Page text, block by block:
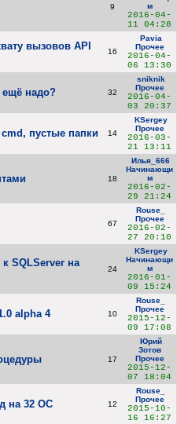
9
м
2016-04-
11 04:28
вызовов API
16
Pavia
Прочее
2016-04-
06 13:30
ещё надо? 32
sniknik
Прочее
2016-04-
03 20:37
пустые папки 14
KSergey
Прочее
2016-03-
21 13:11
18
Илья_666
Начинающи
м
2016-02-
29 21:24
67
Rouse_
Прочее
2016-02-
27 20:10
SQLServer на
24
KSergey
Начинающи
м
2016-01-
09 15:24
alpha 4 10
Rouse_
Прочее
2015-12-
09 17:08
17
Юрий
Зотов
Прочее
2015-12-
07 18:04
на 32 ОС 12
Rouse_
Прочее
2015-10-
16 16:27